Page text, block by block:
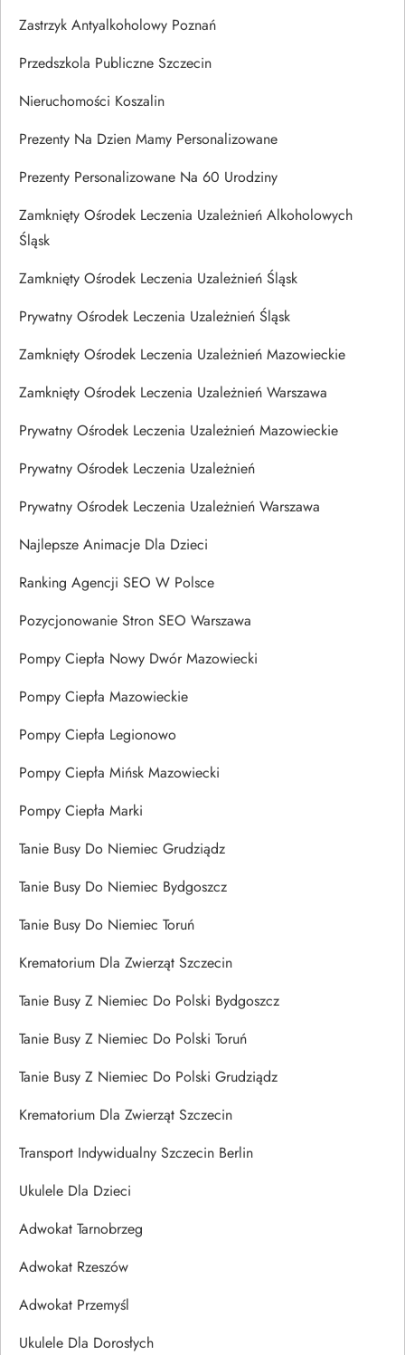
Zastrzyk Antyalkoholowy Poznań
Przedszkola Publiczne Szczecin
Nieruchomości Koszalin
Prezenty Na Dzien Mamy Personalizowane
Prezenty Personalizowane Na 60 Urodziny
Zamknięty Ośrodek Leczenia Uzależnień Alkoholowych
Śląsk
Zamknięty Ośrodek Leczenia Uzależnień Śląsk
Prywatny Ośrodek Leczenia Uzależnień Śląsk
Zamknięty Ośrodek Leczenia Uzależnień Mazowieckie
Zamknięty Ośrodek Leczenia Uzależnień Warszawa
Prywatny Ośrodek Leczenia Uzależnień Mazowieckie
Prywatny Ośrodek Leczenia Uzależnień
Prywatny Ośrodek Leczenia Uzależnień Warszawa
Najlepsze Animacje Dla Dzieci
Ranking Agencji SEO W Polsce
Pozycjonowanie Stron SEO Warszawa
Pompy Ciepła Nowy Dwór Mazowiecki
Pompy Ciepła Mazowieckie
Pompy Ciepła Legionowo
Pompy Ciepła Mińsk Mazowiecki
Pompy Ciepła Marki
Tanie Busy Do Niemiec Grudziądz
Tanie Busy Do Niemiec Bydgoszcz
Tanie Busy Do Niemiec Toruń
Krematorium Dla Zwierząt Szczecin
Tanie Busy Z Niemiec Do Polski Bydgoszcz
Tanie Busy Z Niemiec Do Polski Toruń
Tanie Busy Z Niemiec Do Polski Grudziądz
Krematorium Dla Zwierząt Szczecin
Transport Indywidualny Szczecin Berlin
Ukulele Dla Dzieci
Adwokat Tarnobrzeg
Adwokat Rzeszów
Adwokat Przemyśl
Ukulele Dla Dorosłych